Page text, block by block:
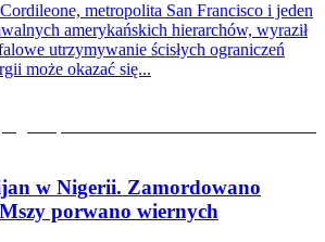
metropolita San Francisco i jeden
amerykańskich hierarchów, wyraził
utrzymywanie ścisłych ograniczeń
może okazać się...
w Nigerii. Zamordowano
porwano wiernych